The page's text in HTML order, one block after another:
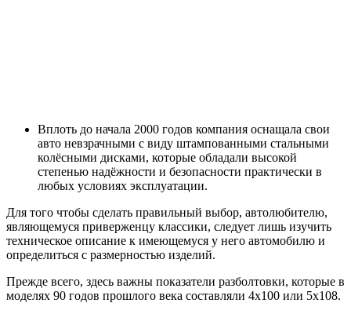
Вплоть до начала 2000 годов компания оснащала свои
авто невзрачными с виду штампованными стальными
колёсными дисками, которые обладали высокой
степенью надёжности и безопасности практически в
любых условиях эксплуатации.
Для того чтобы сделать правильный выбор, автолюбителю,
являющемуся приверженцу классики, следует лишь изучить
техническое описание к имеющемуся у него автомобилю и
определиться с размерностью изделий.
Прежде всего, здесь важны показатели разболтовки, которые в
моделях 90 годов прошлого века составляли 4х100 или 5х108.